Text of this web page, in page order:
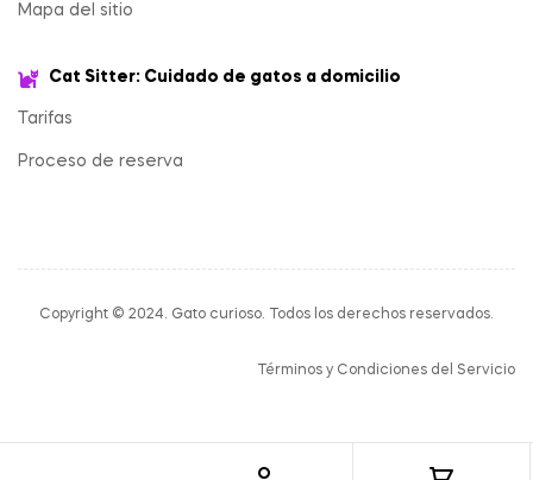
Mapa del sitio
Cat Sitter: Cuidado de gatos a domicilio
Tarifas
Proceso de reserva
Copyright © 2024. Gato curioso. Todos los derechos reservados.
Términos y Condiciones del Servicio